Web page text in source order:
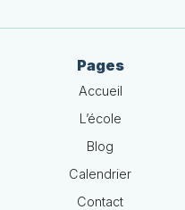
Pages
Accueil
L’école
Blog
Calendrier
Contact